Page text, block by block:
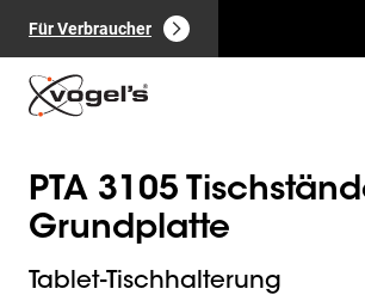
Für Verbraucher
PTA 3105
Grundplatte
Tablet-Tischhalterung